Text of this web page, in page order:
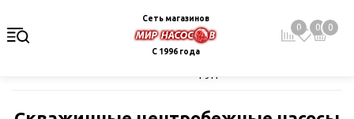
Сеть магазинов
С 1996 года
0 0 0